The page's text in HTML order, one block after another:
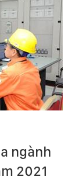
ngành
2021